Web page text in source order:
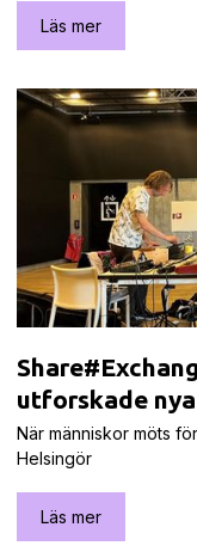
Läs mer
utforskade
När människor möts
Helsingör
Läs mer